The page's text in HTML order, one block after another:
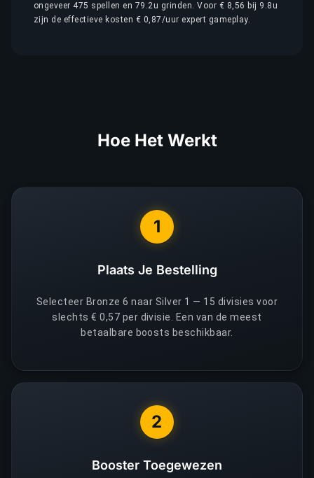
ongeveer 475 spellen en 79.2u grinden. Voor € 8,56 bij 9.8u
zijn de effectieve kosten € 0,87/uur expert gameplay.
Hoe Het Werkt
1
Plaats Je Bestelling
Selecteer Bronze 6 naar Silver 1 — 15 divisies voor
slechts € 0,57 per divisie. Een van de meest
betaalbare boosts beschikbaar.
2
Booster Toegewezen